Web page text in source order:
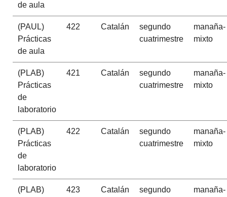
de aula
(PAUL)
Prácticas
de aula
422 Catalán
segundo
cuatrimestre
manaña-
mixto
(PLAB)
Prácticas
de
laboratorio
421 Catalán
segundo
cuatrimestre
manaña-
mixto
(PLAB)
Prácticas
de
laboratorio
422 Catalán
segundo
cuatrimestre
manaña-
mixto
(PLAB)
423 Catalán
segundo
manaña-